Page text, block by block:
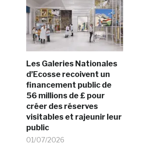
Les Galeries Nationales
d’Ecosse recoivent un
financement public de
56 millions de £ pour
créer des réserves
visitables et rajeunir leur
public
01/07/2026